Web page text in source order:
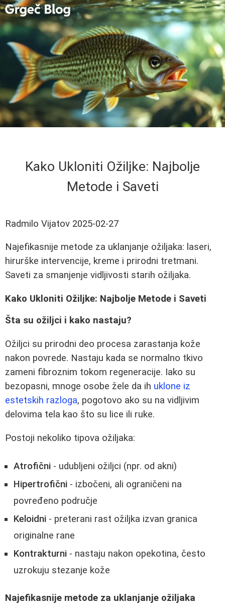
Kako Ukloniti Ožiljke: Najbolje
Metode i Saveti
Radmilo Vijatov 2025-02-27
Najefikasnije metode za uklanjanje ožiljaka: laseri,
hirurške intervencije, kreme i prirodni tretmani.
Saveti za smanjenje vidljivosti starih ožiljaka.
Kako Ukloniti Ožiljke: Najbolje Metode i Saveti
Šta su ožiljci i kako nastaju?
Ožiljci su prirodni deo procesa zarastanja kože
nakon povrede. Nastaju kada se normalno tkivo
zameni fibroznim tokom regeneracije. Iako su
bezopasni, mnoge osobe žele da ih uklone iz
estetskih razloga, pogotovo ako su na vidljivim
delovima tela kao što su lice ili ruke.
Postoji nekoliko tipova ožiljaka:
Atrofični - udubljeni ožiljci (npr. od akni)
Hipertrofični - izbočeni, ali ograničeni na
povređeno područje
Keloidni - preterani rast ožiljka izvan granica
originalne rane
Kontrakturni - nastaju nakon opekotina, često
uzrokuju stezanje kože
Najefikasnije metode za uklanjanje ožiljaka